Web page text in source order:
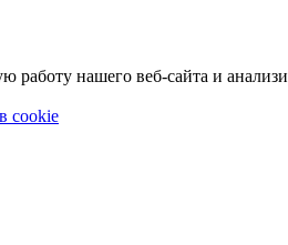
нашего веб-сайта и
cookie